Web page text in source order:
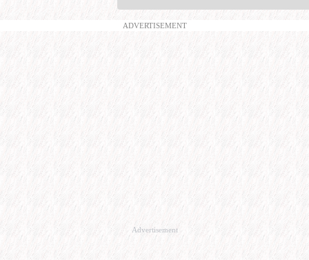
ADVERTISEMENT
Advertisement